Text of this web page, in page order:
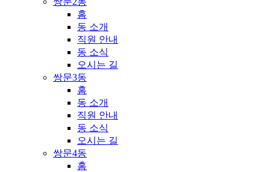
홈
동 소개
직원 안내
동 소식
오시는 길
쌍문3동
홈
동 소개
직원 안내
동 소식
오시는 길
쌍문4동
홈